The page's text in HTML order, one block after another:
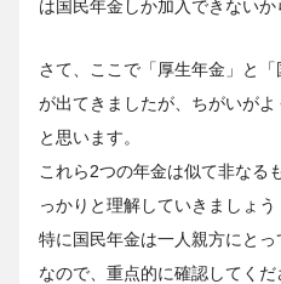
は国民年金しか加入できないか
さて、ここで「厚生年金」と
が出てきましたが、ちがいが
と思います。
これら2つの年金は似て非なる
っかりと理解していきましょう
特に国民年金は一人親方にと
なので、重点的に確認してくだ